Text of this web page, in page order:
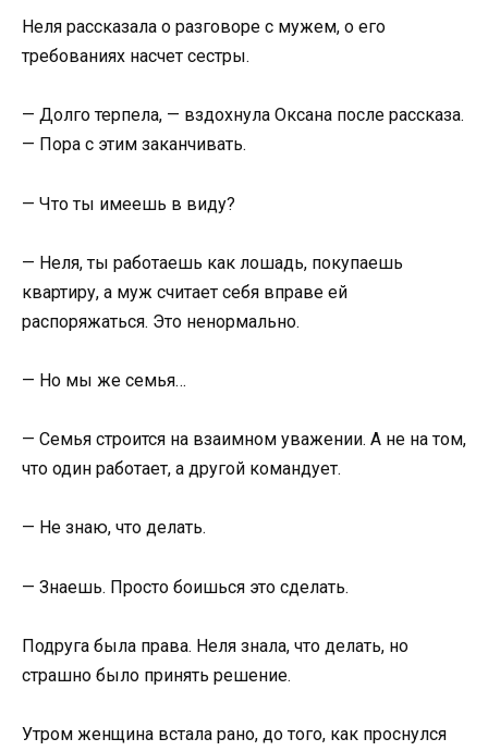
Неля рассказала о разговоре с мужем, о его
требованиях насчет сестры.
— Долго терпела, — вздохнула Оксана после рассказа.
— Пора с этим заканчивать.
— Что ты имеешь в виду?
— Неля, ты работаешь как лошадь, покупаешь
квартиру, а муж считает себя вправе ей
распоряжаться. Это ненормально.
— Но мы же семья…
— Семья строится на взаимном уважении. А не на том,
что один работает, а другой командует.
— Не знаю, что делать.
— Знаешь. Просто боишься это сделать.
Подруга была права. Неля знала, что делать, но
страшно было принять решение.
Утром женщина встала рано, до того, как проснулся